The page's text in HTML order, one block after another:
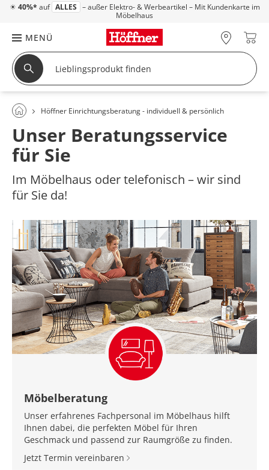
☀ 40%* auf ALLES – außer Elektro- & Werbeartikel – Mit Kundenkarte im
Möbelhaus
MENÜ
Höffner Einrichtungsberatung - individuell & persönlich
Unser Beratungsservice
für Sie
Im Möbelhaus oder telefonisch – wir sind
für Sie da!
Möbelberatung
Unser erfahrenes Fachpersonal im Möbelhaus hilft
Ihnen dabei, die perfekten Möbel für Ihren
Geschmack und passend zur Raumgröße zu finden.
Jetzt Termin vereinbaren